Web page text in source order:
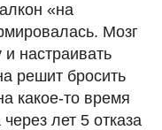
«на
Мозг
настраивать
решит бросить
какое-то время
лет 5 отказа